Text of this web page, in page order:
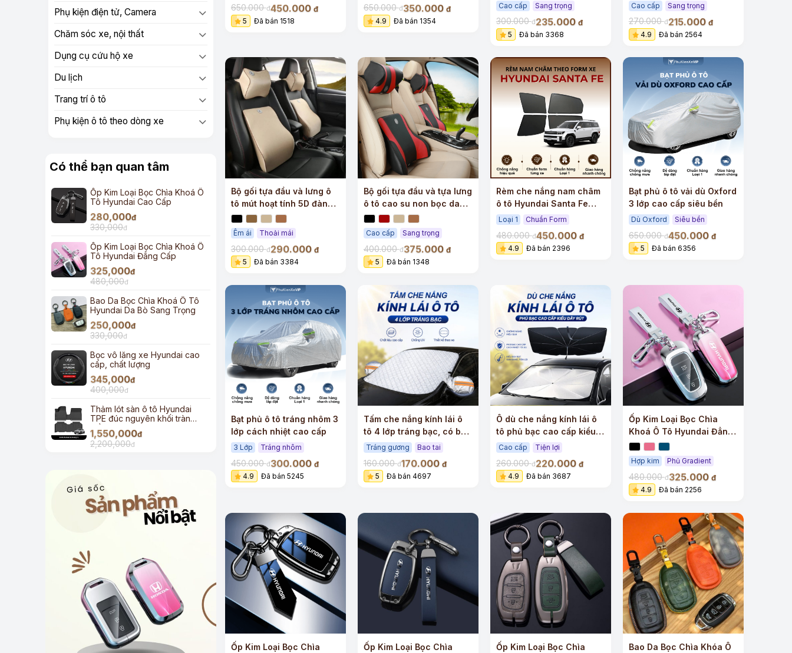
Phụ kiện điện tử, Camera
Chăm sóc xe, nội thất
Dụng cụ cứu hộ xe
Du lịch
Trang trí ô tô
Phụ kiện ô tô theo dòng xe
Có thể bạn quan tâm
Ốp Kim Loại Bọc Chìa Khoá Ô
Tô Hyundai Cao Cấp
280,000đ
330,000đ
Ốp Kim Loại Bọc Chìa Khoá Ô
Tô Hyundai Đẳng Cấp
325,000đ
480,000đ
Bao Da Bọc Chìa Khoá Ô Tô
Hyundai Da Bò Sang Trọng
250,000đ
330,000đ
Bọc vô lăng xe Hyundai cao
cấp, chất lượng
345,000đ
400,000đ
Thảm lót sàn ô tô Hyundai
TPE đúc nguyên khối tràn
viền
1,550,000đ
2,200,000đ
650.000đ450.000 đ
5
Đã bán 1518
650.000đ350.000 đ
4.9
Đã bán 1354
Cao cấp Sang trọng
300.000đ235.000 đ
5
Đã bán 3368
Cao cấp Sang trọng
270.000đ215.000 đ
4.9
Đã bán 2564
Bộ gối tựa đầu và lưng ô
tô mút hoạt tính 5D đàn
hồi cao cấp
Êm ái Thoải mái
300.000đ290.000 đ
5
Đã bán 3384
Bộ gối tựa đầu và tựa lưng
ô tô cao su non bọc da
cao cấp
Cao cấp Sang trọng
400.000đ375.000 đ
5
Đã bán 1348
Rèm che nắng nam châm
ô tô Hyundai Santa Fe
cao cấp
Loại 1 Chuẩn Form
480.000đ450.000 đ
4.9
Đã bán 2396
Bạt phủ ô tô vải dù Oxford
3 lớp cao cấp siêu bền
Dù Oxford Siêu bền
650.000đ450.000 đ
5
Đã bán 6356
Bạt phủ ô tô tráng nhôm 3
lớp cách nhiệt cao cấp
3 Lớp Tráng nhôm
450.000đ300.000 đ
4.9
Đã bán 5245
Tấm che nắng kính lái ô
tô 4 lớp tráng bạc, có bao
tai
Tráng gương Bao tai
160.000đ170.000 đ
5
Đã bán 4697
+
Ô dù che nắng kính lái ô
tô phủ bạc cao cấp kiểu
dây rút
Cao cấp Tiện lợi
260.000đ220.000 đ
4.9
Đã bán 3687
Ốp Kim Loại Bọc Chìa
Khoá Ô Tô Hyundai Đẳng
Cấp
Hợp kim Phủ Gradient
480.000đ325.000 đ
4.9
Đã bán 2256
Ốp Kim Loại Bọc Chìa
Ốp Kim Loại Bọc Chìa
Ốp Kim Loại Bọc Chìa
Bao Da Bọc Chìa Khóa Ô